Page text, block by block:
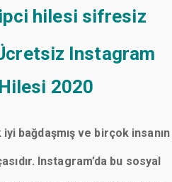
hilesi sifresiz
Instagram
2020
bağdaşmış ve birçok insanın
Instagram’da bu sosyal